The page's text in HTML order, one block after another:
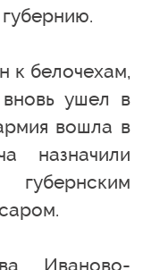
к белочехам,
ушел в
вошла в
назначили
Иваново-